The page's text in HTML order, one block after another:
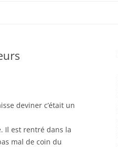
deviner c’était un
Il est rentré dans la
mal de coin du